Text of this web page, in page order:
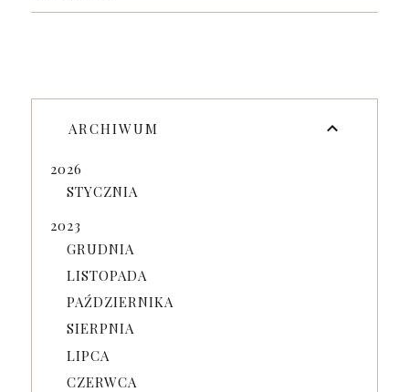
ARCHIWUM
2026
STYCZNIA
2023
GRUDNIA
LISTOPADA
PAŹDZIERNIKA
SIERPNIA
LIPCA
CZERWCA